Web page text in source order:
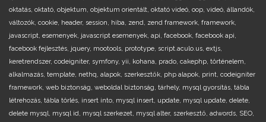
oktatás, oktató, objektum, objektum orientált, oktató videó, oop, videó, állandók,
változók, cookie, header, session, hiba, zend, zend framework, framework,
javascript, esemenyek, javascript esemenyek, api, facebook, facebook api,
facebook fejlesztés, jquery, mootools, prototype, script.aculo.us, extjs,
keretrendszer, codeigniter, symfony, yii, kohana, prado, cakephp, történelem,
alkalmazás, template, nethq, alapok, szerkesztők, php alapok, print, codeigniter
framework, web biztonság, weboldal biztonság, tárhely, mysql gyorsítás, tábla
létrehozás, tábla törlés, insert into, mysql insert, update, mysql update, delete,
delete mysql, mysql id, mysql szerkezet, mysql alter, szerkesztő, adwords, SEO,